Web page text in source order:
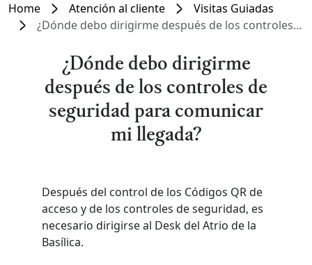
Home Atención al cliente
Visitas Guiadas
¿Dónde debo dirigirme después de los controles de seguridad para comunicar mi llegada?
¿Dónde debo dirigirme
después de los controles de
seguridad para comunicar
mi llegada?
Después del control de los Códigos QR de
acceso y de los controles de seguridad, es
necesario dirigirse al Desk del Atrio de la
Basílica.